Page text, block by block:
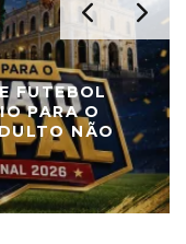
FUTEBOL
PARA O
NÃO